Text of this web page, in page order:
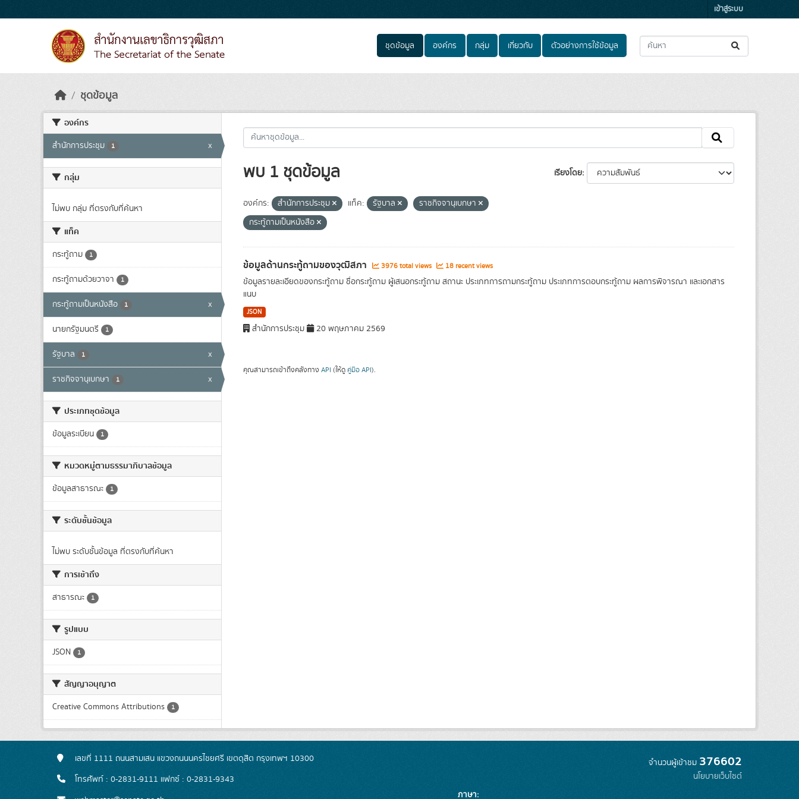
เข้าสู่ระบบ
ชุดข้อมูล องค์กร กลุ่ม เกี่ยวกับ ตัวอย่างการใช้ข้อมูล
ชุดข้อมูล
องค์กร
สำนักการประชุม 1 x
กลุ่ม
ไม่พบ กลุ่ม ที่ตรงกับที่ค้นหา
แท็ค
กระทู้ถาม 1
กระทู้ถามด้วยวาจา 1
กระทู้ถามเป็นหนังสือ 1 x
นายกรัฐมนตรี 1
รัฐบาล 1 x
ราชกิจจานุเบกษา 1 x
ประเภทชุดข้อมูล
ข้อมูลระเบียน 1
หมวดหมู่ตามธรรมาภิบาลข้อมูล
ข้อมูลสาธารณะ 1
ระดับชั้นข้อมูล
ไม่พบ ระดับชั้นข้อมูล ที่ตรงกับที่ค้นหา
การเข้าถึง
สาธารณะ 1
รูปแบบ
JSON 1
สัญญาอนุญาต
Creative Commons Attributions 1
เรียงโดย
พบ 1 ชุดข้อมูล
องค์กร: สำนักการประชุม แท็ค: รัฐบาล
ราชกิจจานุเบกษา
กระทู้ถามเป็นหนังสือ
ข้อมูลด้านกระทู้ถามของวุฒิสภา 3976 total views 18 recent views
ข้อมูลรายละเอียดของกระทู้ถาม ชื่อกระทู้ถาม ผู้เสนอกระทู้ถาม สถานะ ประเภทการถามกระทู้ถาม ประเภทการตอบกระทู้ถาม ผลการพิจารณา และเอกสาร
แนบ
JSON
สำนักการประชุม 20 พฤษภาคม 2569
คุณสามารถเข้าถึงคลังทาง API (ให้ดู คู่มือ API).
เลขที่ 1111 ถนนสามเสน แขวงถนนนครไชยศรี เขตดุสิต กรุงเทพฯ 10300
โทรศัพท์ : 0-2831-9111 แฟกซ์ : 0-2831-9343
จำนวนผู้เข้าชม 376602
นโยบายเว็บไซต์
ภาษา